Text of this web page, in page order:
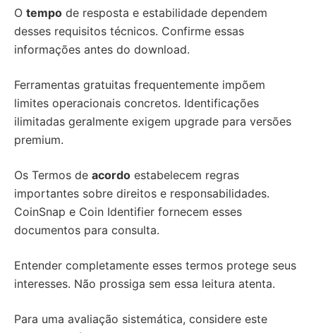
O tempo de resposta e estabilidade dependem
desses requisitos técnicos. Confirme essas
informações antes do download.
Ferramentas gratuitas frequentemente impõem
limites operacionais concretos. Identificações
ilimitadas geralmente exigem upgrade para versões
premium.
Os Termos de acordo estabelecem regras
importantes sobre direitos e responsabilidades.
CoinSnap e Coin Identifier fornecem esses
documentos para consulta.
Entender completamente esses termos protege seus
interesses. Não prossiga sem essa leitura atenta.
Para uma avaliação sistemática, considere este